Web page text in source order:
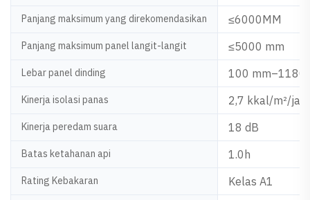
Panjang maksimum yang direkomendasikan ≤6000MM
Panjang maksimum panel langit-langit ≤5000 mm
Lebar panel dinding 100 mm–1180
Kinerja isolasi panas 2,7 kkal/m²/
Kinerja peredam suara 18 dB
Batas ketahanan api 1.0h
Rating Kebakaran Kelas A1